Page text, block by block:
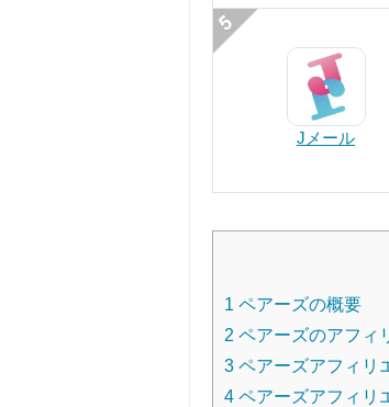
Jメール
1 ペアーズの概要
2 ペアーズのアフィ
3 ペアーズアフィリ
4 ペアーズアフィリ